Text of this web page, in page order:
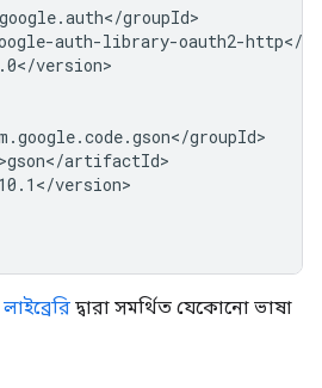
দ্বারা সমর্থিত যেকোনো ভাষা